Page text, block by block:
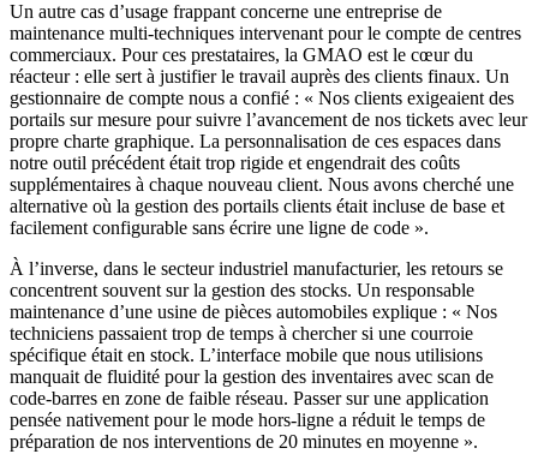
Un autre cas d’usage frappant concerne une entreprise de
maintenance multi-techniques intervenant pour le compte de centres
commerciaux. Pour ces prestataires, la GMAO est le cœur du
réacteur : elle sert à justifier le travail auprès des clients finaux. Un
gestionnaire de compte nous a confié : « Nos clients exigeaient des
portails sur mesure pour suivre l’avancement de nos tickets avec leur
propre charte graphique. La personnalisation de ces espaces dans
notre outil précédent était trop rigide et engendrait des coûts
supplémentaires à chaque nouveau client. Nous avons cherché une
alternative où la gestion des portails clients était incluse de base et
facilement configurable sans écrire une ligne de code ».
À l’inverse, dans le secteur industriel manufacturier, les retours se
concentrent souvent sur la gestion des stocks. Un responsable
maintenance d’une usine de pièces automobiles explique : « Nos
techniciens passaient trop de temps à chercher si une courroie
spécifique était en stock. L’interface mobile que nous utilisions
manquait de fluidité pour la gestion des inventaires avec scan de
code-barres en zone de faible réseau. Passer sur une application
pensée nativement pour le mode hors-ligne a réduit le temps de
préparation de nos interventions de 20 minutes en moyenne ».